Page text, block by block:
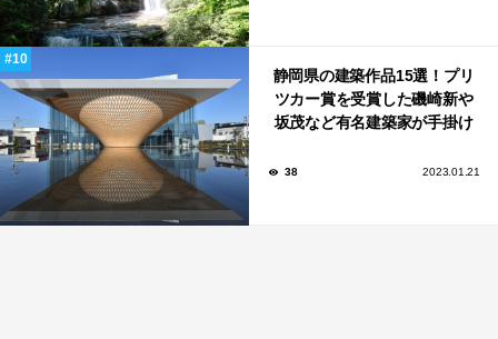
静岡県の建築作品15選！プリ
ツカー賞を受賞した磯崎新や
坂茂など有名建築家が手掛け
38 2023.01.21